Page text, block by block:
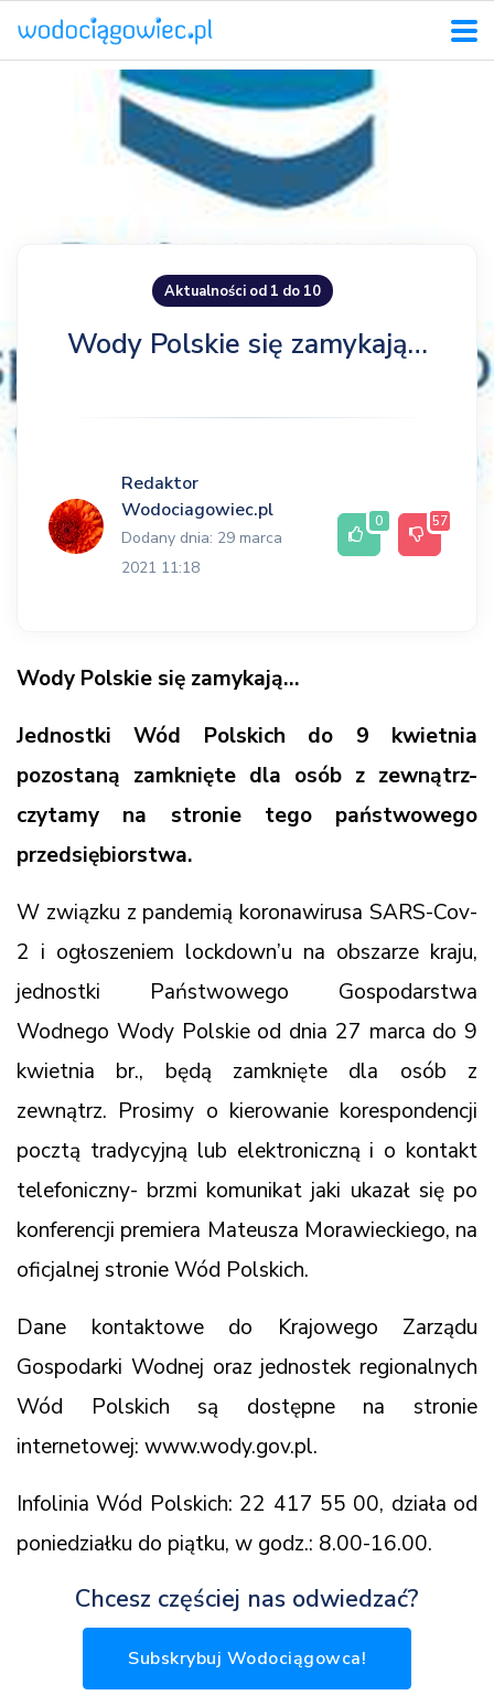
Aktualności od 1 do 10
Wody Polskie się zamykają…
Redaktor
Wodociagowiec.pl
Dodany dnia: 29 marca
2021 11:18
0 57
Wody Polskie się zamykają…
Jednostki Wód Polskich do 9 kwietnia
pozostaną zamknięte dla osób z zewnątrz-
czytamy na stronie tego państwowego
przedsiębiorstwa.
W związku z pandemią koronawirusa SARS-Cov-
2 i ogłoszeniem lockdown’u na obszarze kraju,
jednostki Państwowego Gospodarstwa
Wodnego Wody Polskie od dnia 27 marca do 9
kwietnia br., będą zamknięte dla osób z
zewnątrz. Prosimy o kierowanie korespondencji
pocztą tradycyjną lub elektroniczną i o kontakt
telefoniczny- brzmi komunikat jaki ukazał się po
konferencji premiera Mateusza Morawieckiego, na
oficjalnej stronie Wód Polskich.
Dane kontaktowe do Krajowego Zarządu
Gospodarki Wodnej oraz jednostek regionalnych
Wód Polskich są dostępne na stronie
internetowej: www.wody.gov.pl.
Infolinia Wód Polskich: 22 417 55 00, działa od
poniedziałku do piątku, w godz.: 8.00-16.00.
Chcesz częściej nas odwiedzać?
Subskrybuj Wodociągowca!